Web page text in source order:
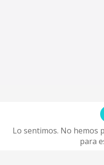
Lo sentimos. No hemos
para